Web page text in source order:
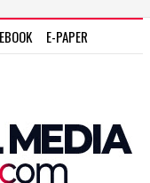
E-PAPER